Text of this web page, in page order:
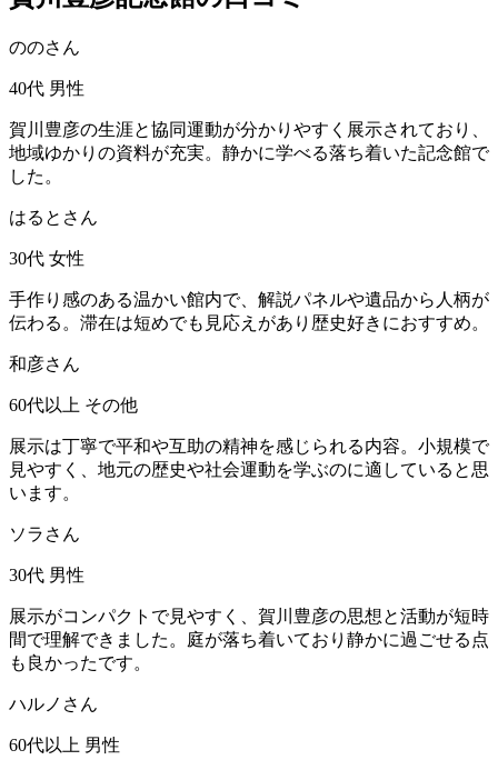
ののさん
40代 男性
賀川豊彦の生涯と協同運動が分かりやすく展示されており、
地域ゆかりの資料が充実。静かに学べる落ち着いた記念館で
した。
はるとさん
30代 女性
手作り感のある温かい館内で、解説パネルや遺品から人柄が
伝わる。滞在は短めでも見応えがあり歴史好きにおすすめ。
和彦さん
60代以上 その他
展示は丁寧で平和や互助の精神を感じられる内容。小規模で
見やすく、地元の歴史や社会運動を学ぶのに適していると思
います。
ソラさん
30代 男性
展示がコンパクトで見やすく、賀川豊彦の思想と活動が短時
間で理解できました。庭が落ち着いており静かに過ごせる点
も良かったです。
ハルノさん
60代以上 男性